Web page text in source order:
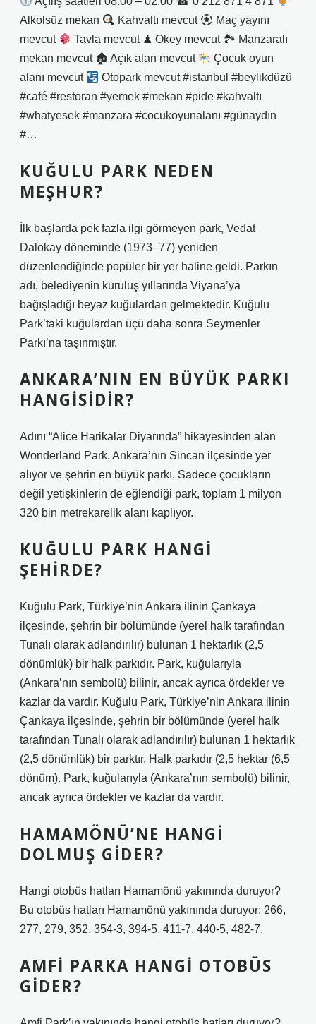
Alkolsüz mekan
Kahvaltı mevcut
Maç yayını
mevcut
Tavla mevcut ♟ Okey mevcut 🏞 Manzaralı
mekan mevcut 🏚 Açık alan mevcut
Çocuk oyun
alanı mevcut
Otopark mevcut #istanbul #beylikdüzü
#café #restoran #yemek #mekan #pide #kahvaltı
#whatyesek #manzara #cocukoyunalanı #günaydın
#…
KUĞULU PARK NEDEN
MEŞHUR?
İlk başlarda pek fazla ilgi görmeyen park, Vedat
Dalokay döneminde (1973–77) yeniden
düzenlendiğinde popüler bir yer haline geldi. Parkın
adı, belediyenin kuruluş yıllarında Viyana’ya
bağışladığı beyaz kuğulardan gelmektedir. Kuğulu
Park’taki kuğulardan üçü daha sonra Seymenler
Parkı’na taşınmıştır.
ANKARA’NIN EN BÜYÜK PARKI
HANGISIDIR?
Adını “Alice Harikalar Diyarında” hikayesinden alan
Wonderland Park, Ankara’nın Sincan ilçesinde yer
alıyor ve şehrin en büyük parkı. Sadece çocukların
değil yetişkinlerin de eğlendiği park, toplam 1 milyon
320 bin metrekarelik alanı kaplıyor.
KUĞULU PARK HANGI
ŞEHIRDE?
Kuğulu Park, Türkiye’nin Ankara ilinin Çankaya
ilçesinde, şehrin bir bölümünde (yerel halk tarafından
Tunalı olarak adlandırılır) bulunan 1 hektarlık (2,5
dönümlük) bir halk parkıdır. Park, kuğularıyla
(Ankara’nın sembolü) bilinir, ancak ayrıca ördekler ve
kazlar da vardır. Kuğulu Park, Türkiye’nin Ankara ilinin
Çankaya ilçesinde, şehrin bir bölümünde (yerel halk
tarafından Tunalı olarak adlandırılır) bulunan 1 hektarlık
(2,5 dönümlük) bir parktır. Halk parkıdır (2,5 hektar (6,5
dönüm). Park, kuğularıyla (Ankara’nın sembolü) bilinir,
ancak ayrıca ördekler ve kazlar da vardır.
HAMAMÖNÜ’NE HANGI
DOLMUŞ GIDER?
Hangi otobüs hatları Hamamönü yakınında duruyor?
Bu otobüs hatları Hamamönü yakınında duruyor: 266,
277, 279, 352, 354-3, 394-5, 411-7, 440-5, 482-7.
AMFI PARKA HANGI OTOBÜS
GIDER?